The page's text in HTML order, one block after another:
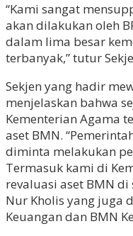
“Kami sangat
akan dilakukan oleh
dalam lima besar
terbanyak,” tutur
Sekjen yang hadir
menjelaskan bahwa
Kementerian Agama
aset BMN.
diminta melakukan
Termasuk kami di
revaluasi aset BMN di
Nur Kholis yang juga
Keuangan dan BMN